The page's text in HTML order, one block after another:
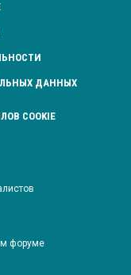
ДАННЫХ
COOKIE
форуме